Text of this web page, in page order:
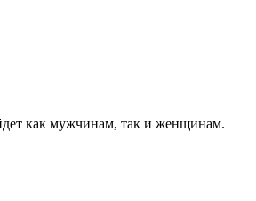
как мужчинам, так и женщинам.